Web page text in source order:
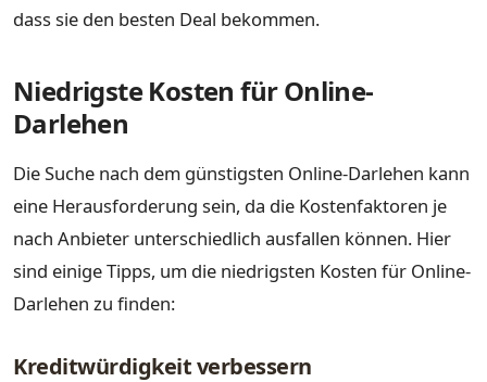
dass sie den besten Deal bekommen.
Niedrigste Kosten für Online-
Darlehen
Die Suche nach dem günstigsten Online-Darlehen kann
eine Herausforderung sein, da die Kostenfaktoren je
nach Anbieter unterschiedlich ausfallen können. Hier
sind einige Tipps, um die niedrigsten Kosten für Online-
Darlehen zu finden:
Kreditwürdigkeit verbessern